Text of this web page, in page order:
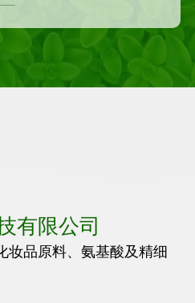
有限公司
妆品原料、氨基酸及精细